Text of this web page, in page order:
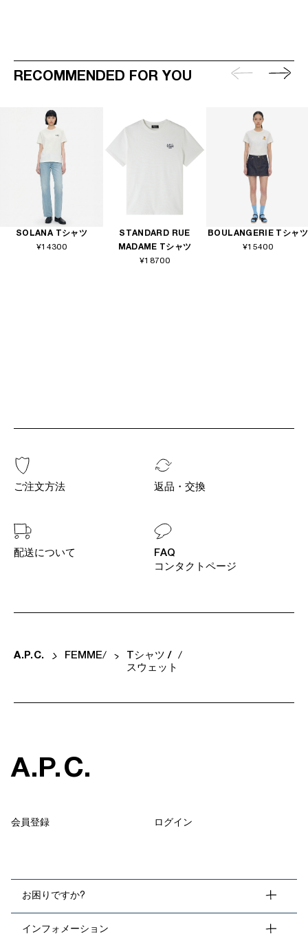
RECOMMENDED FOR YOU
SOLANA Tシャツ
¥14300
STANDARD RUE
MADAME Tシャツ
¥18700
BOULANGERIE Tシャツ
¥15400
ご注文方法 返品・交換
配送について
FAQ
コンタクトページ
A. P. C. FEMME
Tシャツ /
スウェット
A.P.C.
会員登録 ログイン
お困りですか?
インフォメーション